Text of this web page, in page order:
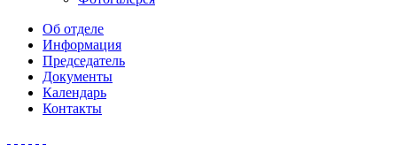
Об отделе
Информация
Председатель
Документы
Календарь
Контакты